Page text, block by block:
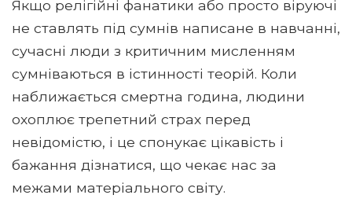
Якщо релігійні фанатики або просто віруючі
не ставлять під сумнів написане в навчанні,
сучасні люди з критичним мисленням
сумніваються в істинності теорій. Коли
наближається смертна година, людини
охоплює трепетний страх перед
невідомістю, і це спонукає цікавість і
бажання дізнатися, що чекає нас за
межами матеріального світу.